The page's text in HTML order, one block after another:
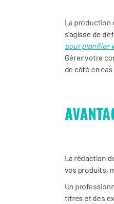
La production
s’agisse de
pour planifier
Gérer votre
de côté en
La rédaction
vos produits,
Un
titres et des